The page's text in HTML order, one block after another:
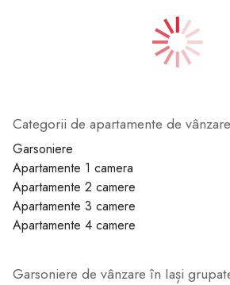
1 2 3 4
Categorii de apartamente de
Garsoniere
Apartamente 1 camera
Apartamente 2 camere
Apartamente 3 camere
Apartamente 4 camere
Garsoniere de vânzare în Iași